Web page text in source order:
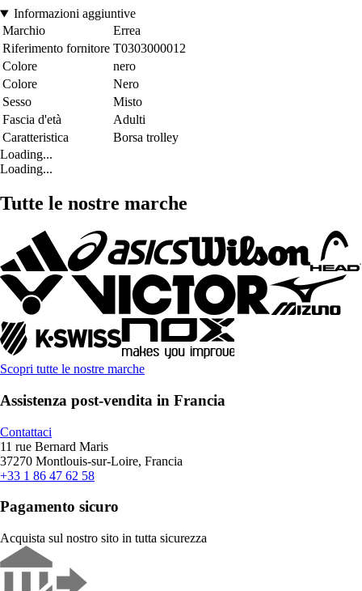
Informazioni aggiuntive
Marchio
Errea
Riferimento fornitore T0303000012
Colore
nero
Colore
Nero
Sesso
Misto
Fascia d'età
Adulti
Caratteristica
Borsa trolley
Loading...
Loading...
Tutte le nostre marche
Scopri tutte le nostre marche
Assistenza post-vendita in Francia
Contattaci
11 rue Bernard Maris
37270 Montlouis-sur-Loire, Francia
+33 1 86 47 62 58
Pagamento sicuro
Acquista sul nostro sito in tutta sicurezza